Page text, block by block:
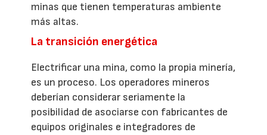
minas que tienen temperaturas ambiente
más altas.
La transición energética
Electrificar una mina, como la propia minería,
es un proceso. Los operadores mineros
deberían considerar seriamente la
posibilidad de asociarse con fabricantes de
equipos originales e integradores de